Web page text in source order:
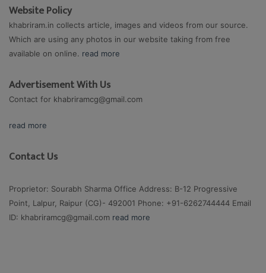
Website Policy
khabriram.in collects article, images and videos from our source.
Which are using any photos in our website taking from free
available on online. read more
Advertisement With Us
Contact for khabriramcg@gmail.com
read more
Contact Us
Proprietor: Sourabh Sharma Office Address: B-12 Progressive
Point, Lalpur, Raipur (CG)- 492001 Phone: +91-6262744444 Email
ID: khabriramcg@gmail.com read more